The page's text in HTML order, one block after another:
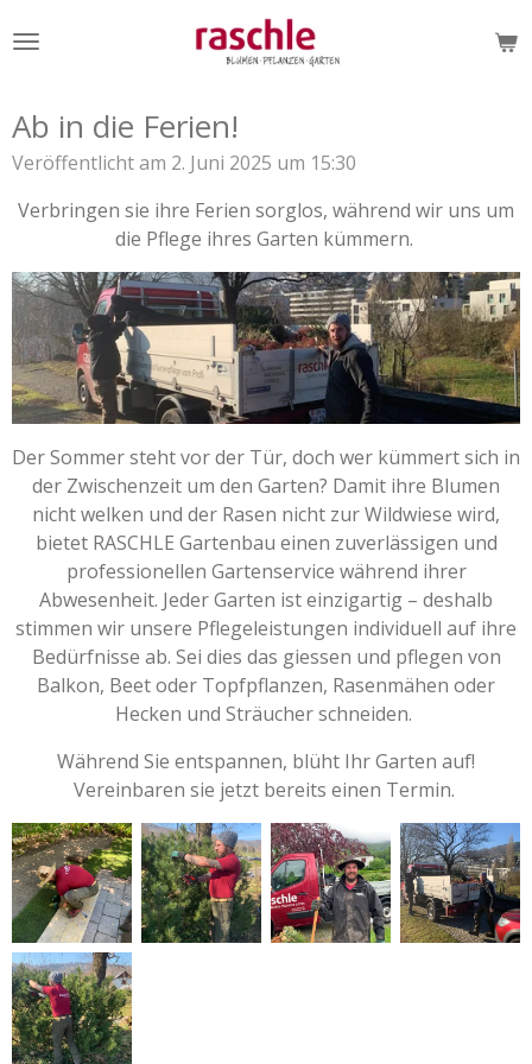
Hauptinhalt
Ab in die Ferien!
Veröffentlicht am 2. Juni 2025 um 15:30
Verbringen sie ihre Ferien sorglos, während wir uns um
die Pflege ihres Garten kümmern.
Der Sommer steht vor der Tür, doch wer kümmert sich in
der Zwischenzeit um den Garten? Damit ihre Blumen
nicht welken und der Rasen nicht zur Wildwiese wird,
bietet RASCHLE Gartenbau einen zuverlässigen und
professionellen Gartenservice während ihrer
Abwesenheit. Jeder Garten ist einzigartig – deshalb
stimmen wir unsere Pflegeleistungen individuell auf ihre
Bedürfnisse ab. Sei dies das giessen und pflegen von
Balkon, Beet oder Topfpflanzen, Rasenmähen oder
Hecken und Sträucher schneiden.
Während Sie entspannen, blüht Ihr Garten auf!
Vereinbaren sie jetzt bereits einen Termin.